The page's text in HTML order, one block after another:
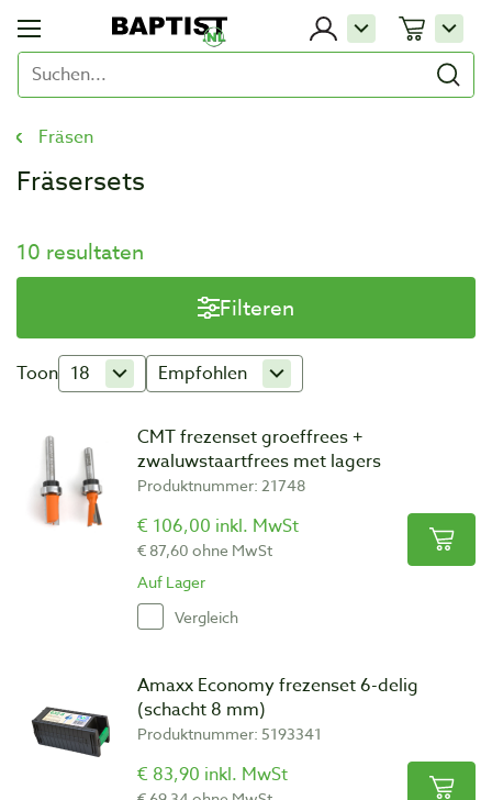
Fräsen
Fräsersets
10 resultaten
Filteren
Toon 18 Empfohlen
CMT frezenset groeffrees +
zwaluwstaartfrees met lagers
Produktnummer: 21748
€ 106,00 inkl. MwSt
€ 87,60 ohne MwSt
Auf Lager
Vergleich
Amaxx Economy frezenset 6-delig
(schacht 8 mm)
Produktnummer: 5193341
€ 83,90 inkl. MwSt